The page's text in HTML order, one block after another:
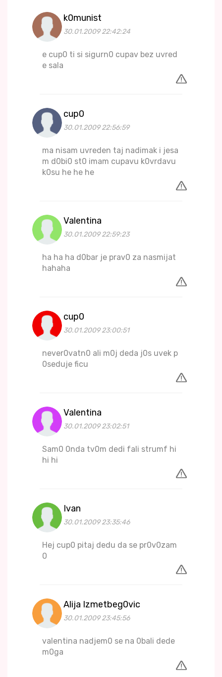
k0munist
30.01.2009 22:42:24
e cup0 ti si sigurn0 cupav bez uvred
e sala
cup0
30.01.2009 22:56:59
ma nisam uvreden taj nadimak i jesa
m d0bi0 st0 imam cupavu k0vrdavu
k0su he he he
Valentina
30.01.2009 22:59:23
ha ha ha d0bar je prav0 za nasmijat
hahaha
cup0
30.01.2009 23:00:51
never0vatn0 ali m0j deda j0s uvek p
0seduje ficu
Valentina
30.01.2009 23:02:51
Sam0 0nda tv0m dedi fali strumf hi
hi hi
Ivan
30.01.2009 23:35:46
Hej cup0 pitaj dedu da se pr0v0zam
0
Alija Izmetbeg0vic
30.01.2009 23:45:56
valentina nadjem0 se na 0bali dede
m0ga